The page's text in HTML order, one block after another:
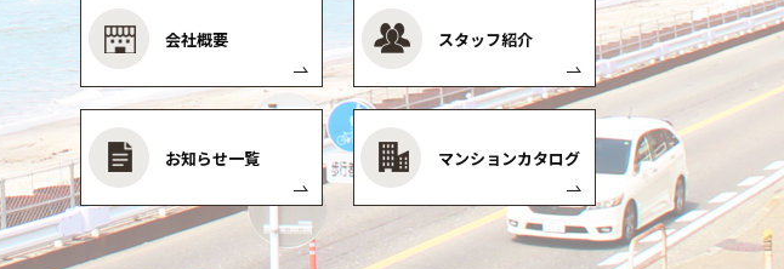
会社概要 スタッフ紹介
お知らせ一覧 マンションカタログ